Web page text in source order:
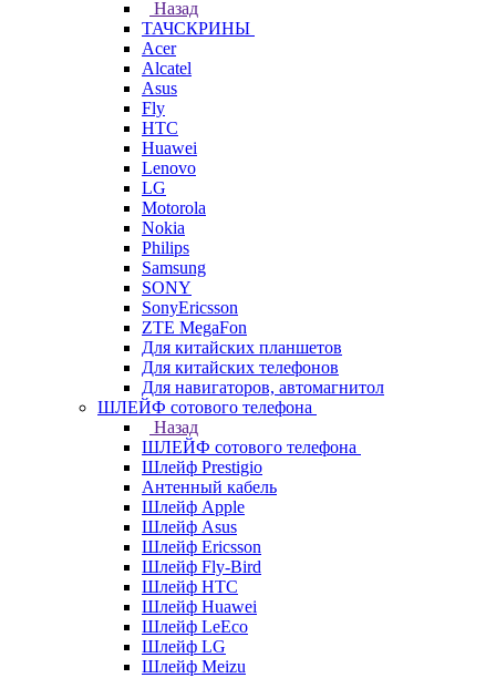
Назад
ТАЧСКРИНЫ
Acer
Alcatel
Asus
Fly
HTC
Huawei
Lenovo
LG
Motorola
Nokia
Philips
Samsung
SONY
SonyEricsson
ZTE MegaFon
Для китайских планшетов
Для китайских телефонов
Для навигаторов, автомагнитол
ШЛЕЙФ сотового телефона
Назад
ШЛЕЙФ сотового телефона
Шлейф Prestigio
Антенный кабель
Шлейф Apple
Шлейф Asus
Шлейф Ericsson
Шлейф Fly-Bird
Шлейф HTC
Шлейф Huawei
Шлейф LeEco
Шлейф LG
Шлейф Meizu